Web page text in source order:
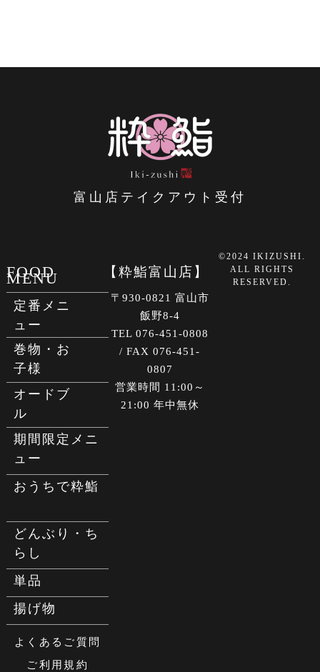
富山店テイクアウト受付
FOOD
MENU
定番メニ
ュー
巻物・お
子様
オードブ
ル
期間限定メニ
ュー
おうちで粋鮨
どんぶり・ち
らし
単品
揚げ物
よくあるご質問
ご利用規約
【粋鮨富山店】
〒930-0821 富山市
飯野8-4
TEL 076-451-0808
/ FAX 076-451-
0807
営業時間 11:00～
21:00 年中無休
©2024 IKIZUSHI.
ALL RIGHTS
RESERVED.